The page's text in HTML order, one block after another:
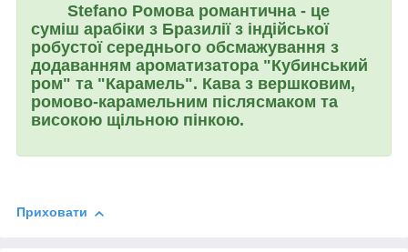
Stefano Ромова романтична - це
суміш арабіки з Бразилії з індійської
робустої середнього обсмажування з
додаванням ароматизатора "Кубинський
ром" та "Карамель". Кава з вершковим,
ромово-карамельним післясмаком та
високою щільною пінкою.
Приховати